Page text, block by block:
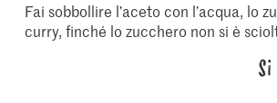
Fai sobbollire l’aceto con l’acqua, lo
curry, finché lo zucchero non si è